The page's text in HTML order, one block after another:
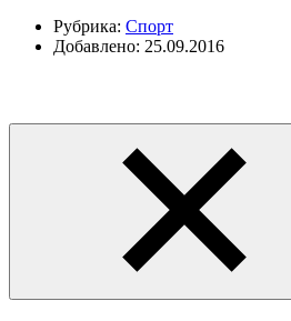
Рубрика: Спорт
Добавлено: 25.09.2016